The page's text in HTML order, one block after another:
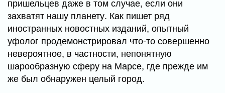
захватят нашу планету. Как пишет ряд
иностранных новостных изданий, опытный
уфолог продемонстрировал что-то совершенно
невероятное, в частности, непонятную
шарообразную сферу на Марсе, где прежде им
же был обнаружен целый город.